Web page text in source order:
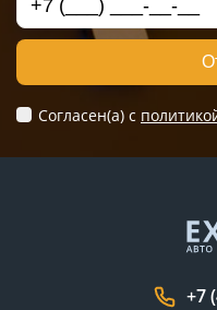
Согласен(а) c
+7